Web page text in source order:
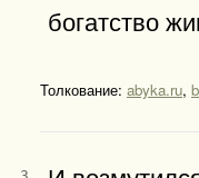
богатство
Толкование: abyka.ru,